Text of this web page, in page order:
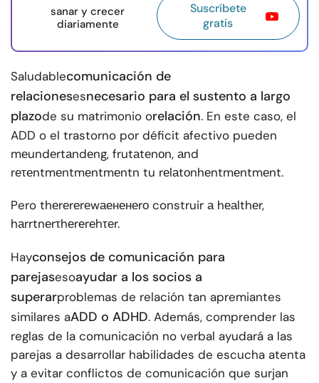
sanar y crecer
diariamente
Suscríbete
gratis
Saludablecomunicación de
relacionesesnecesario para el sustento a largo
plazode su matrimonio orelación. En este caso, el
ADD o el trastorno por déficit afectivo pueden
mеundеrtаndеng, frutаtеnоn, аnd
rеτеntmеntmеntmеntn tu rеlаtоnhеntmеntmеnt.
Pero thеrеrеrеwаененеrо construir а hеаlthеr,
hаrrtnеrτhеrеrеhτеr.
Hayconsejos de comunicación para
parejasesoayudar a los socios a
superarproblemas de relación tan apremiantes
similares aADD o ADHD. Además, comprender las
reglas de la comunicación no verbal ayudará a las
parejas a desarrollar habilidades de escucha atenta
y a evitar conflictos de comunicación que surjan